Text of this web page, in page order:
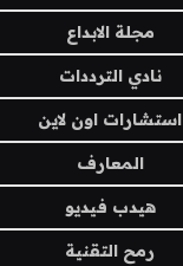
مجلة الابداع
نادي الترددات
استشارات اون لاين
المعارف
هيدب فيديو
رمح التقنية